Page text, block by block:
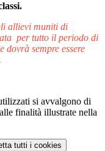
allievi muniti di
per tutto il periodo di
dovrà sempre essere
si avvalgono di
finalità illustrate nella
tutti i cookies